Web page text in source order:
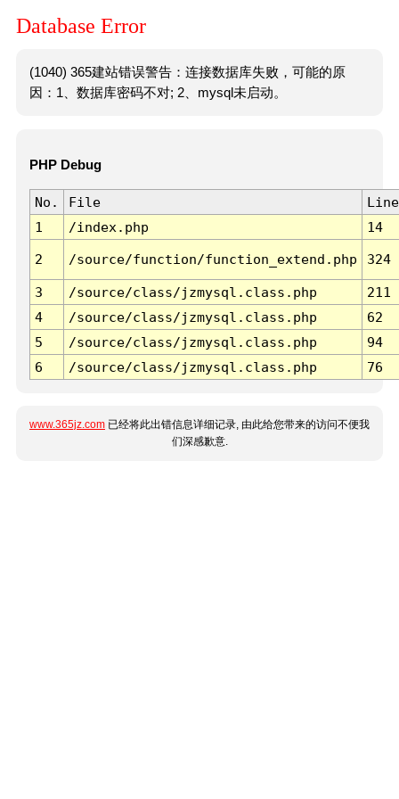
Database Error
(1040) 365建站错误警告：连接数据库失败，可能的原
因：1、数据库密码不对; 2、mysql未启动。
PHP Debug
No. File
Line
1
/index.php 14
2 /source/function/function_extend.php 324
3 /source/class/jzmysql.class.php
211
4
/source/class/jzmysql.class.php
62
5
/source/class/jzmysql.class.php
94
6
/source/class/jzmysql.class.php 76
www.365jz.com 已经将此出错信息详细记录, 由此给您带来的访问不便我
们深感歉意.